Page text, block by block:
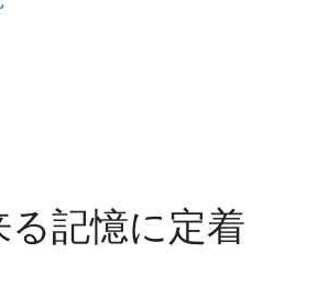
記憶に定着